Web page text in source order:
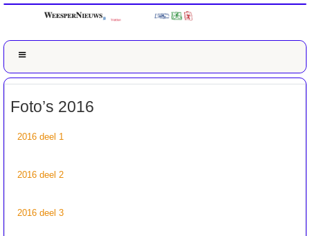
Foto’s 2016
2016 deel 1
2016 deel 2
2016 deel 3